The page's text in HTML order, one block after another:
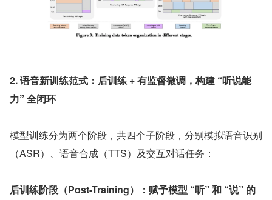
2. 语音新训练范式：后训练 + 有监督微调，构建 “听说能
力” 全闭环
模型训练分为两个阶段，共四个子阶段，分别模拟语音识别
（ASR）、语音合成（TTS）及交互对话任务：
后训练阶段（Post-Training）：赋予模型 “听” 和 “说” 的